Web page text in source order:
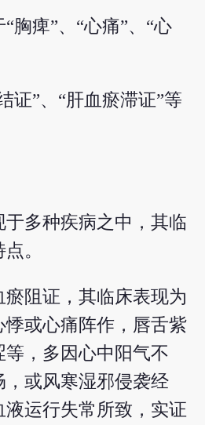
胸痺”、“心痛”、“心
证”、“肝血瘀滞证”等
多种疾病之中，其临
。
阻证，其临床表现为
或心痛阵作，唇舌紫
，多因心中阳气不
或风寒湿邪侵袭经
液运行失常所致，实证